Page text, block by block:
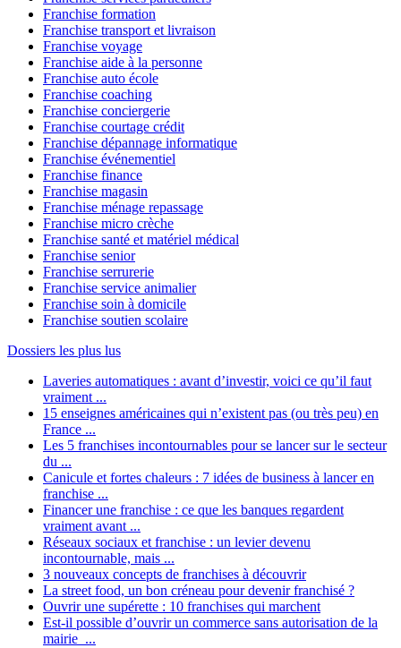
Franchise formation
Franchise transport et livraison
Franchise voyage
Franchise aide à la personne
Franchise auto école
Franchise coaching
Franchise conciergerie
Franchise courtage crédit
Franchise dépannage informatique
Franchise événementiel
Franchise finance
Franchise magasin
Franchise ménage repassage
Franchise micro crèche
Franchise santé et matériel médical
Franchise senior
Franchise serrurerie
Franchise service animalier
Franchise soin à domicile
Franchise soutien scolaire
Dossiers les plus lus
Laveries automatiques : avant d’investir, voici ce qu’il faut
vraiment ...
15 enseignes américaines qui n’existent pas (ou très peu) en
France ...
Les 5 franchises incontournables pour se lancer sur le secteur
du ...
Canicule et fortes chaleurs : 7 idées de business à lancer en
franchise ...
Financer une franchise : ce que les banques regardent
vraiment avant ...
Réseaux sociaux et franchise : un levier devenu
incontournable, mais ...
3 nouveaux concepts de franchises à découvrir
La street food, un bon créneau pour devenir franchisé ?
Ouvrir une supérette : 10 franchises qui marchent
Est-il possible d’ouvrir un commerce sans autorisation de la
mairie ...